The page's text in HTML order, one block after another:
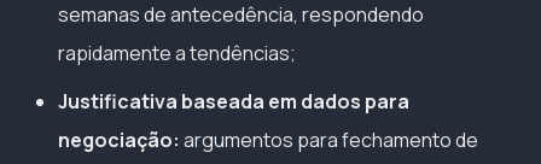
semanas de antecedência, respondendo
rapidamente a tendências;
Justificativa baseada em dados para
negociação: argumentos para fechamento de